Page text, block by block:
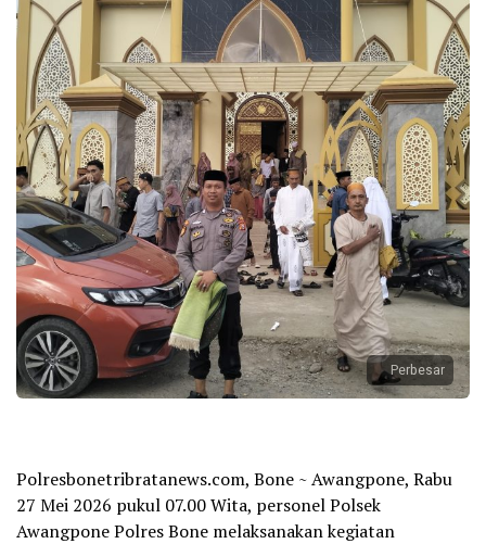
Perbesar
Polresbonetribratanews.com, Bone ~ Awangpone, Rabu
27 Mei 2026 pukul 07.00 Wita, personel Polsek
Awangpone Polres Bone melaksanakan kegiatan